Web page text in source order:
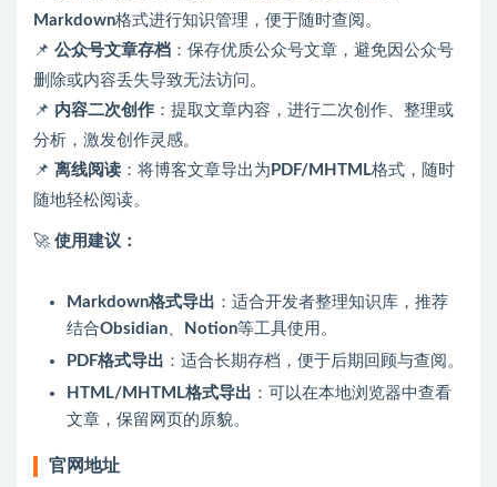
Markdown格式进行知识管理，便于随时查阅。
📌 公众号文章存档 ：保存优质公众号文章，避免因公众号
删除或内容丢失导致无法访问。
📌 内容二次创作 ：提取文章内容，进行二次创作、整理或
分析，激发创作灵感。
📌 离线阅读 ：将博客文章导出为 PDF/MHTML格式，随时
随地轻松阅读。
🚀 使用建议：
Markdown格式导出 ：适合开发者整理知识库，推荐
结合Obsidian Notion等工具使用。
PDF格式导出 ：适合长期存档，便于后期回顾与查阅。
HTML/MHTML格式导出 ：可以在本地浏览器中查看
文章，保留网页的原貌。
官网地址